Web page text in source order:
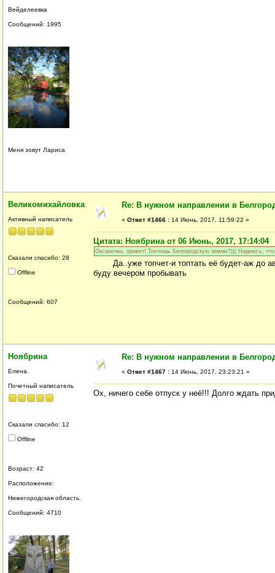
Вейделеевка
Сообщений: 1995
Меня зовут Лариса
Великомихайловка
Активный написатель
Сказали спасибо: 28
Offline
Сообщений: 607
Re: В нужном направлении в
« Ответ #1466 : 14 Июнь, 2017, 11:59:22 »
Цитата: Ноябрина от 06 Июнь, 2017, 17:14:04
Оксаночка, привет! Топчешь Белгородскую землю?))) Надеюсь, что
Да..уже топчет-и топтать её будет-аж до
буду вечером пробывать
Ноябрина
Елена.
Почетный написатель
Сказали спасибо: 12
Offline
Возраст: 42
Расположение:
Нижегородская область.
Сообщений: 4710
Re: В нужном направлении в
« Ответ #1467 : 14 Июнь, 2017, 23:23:21 »
Ох, ничего себе отпуск у неё!!! Долго ждать